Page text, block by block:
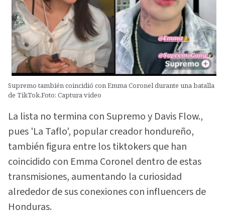
Supremo también coincidió con Emma Coronel durante una batalla
de TikTok.Foto: Captura video
La lista no termina con Supremo y Davis Flow.,
pues 'La Taflo', popular creador hondureño,
también figura entre los tiktokers que han
coincidido con Emma Coronel dentro de estas
transmisiones, aumentando la curiosidad
alrededor de sus conexiones con influencers de
Honduras.